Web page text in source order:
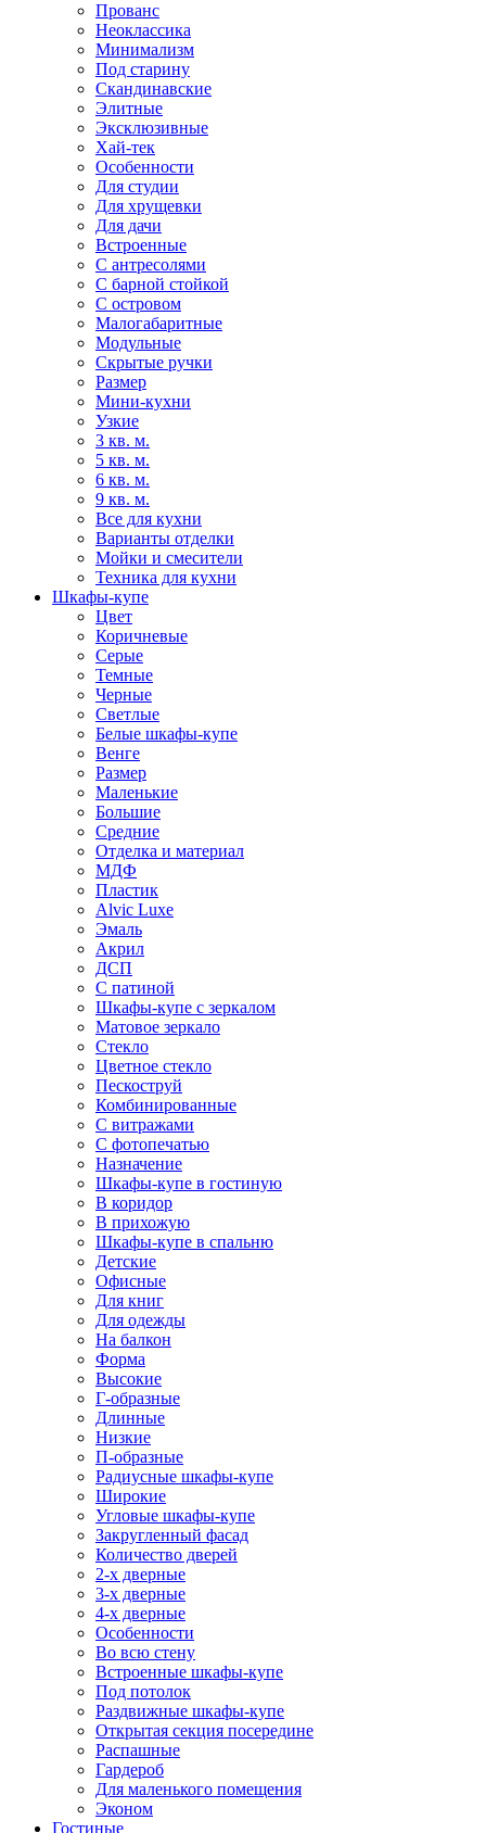
Прованс
Неоклассика
Минимализм
Под старину
Скандинавские
Элитные
Эксклюзивные
Хай-тек
Особенности
Для студии
Для хрущевки
Для дачи
Встроенные
С антресолями
С барной стойкой
С островом
Малогабаритные
Модульные
Скрытые ручки
Размер
Мини-кухни
Узкие
3 кв. м.
5 кв. м.
6 кв. м.
9 кв. м.
Все для кухни
Варианты отделки
Мойки и смесители
Техника для кухни
Шкафы-купе
Цвет
Коричневые
Серые
Темные
Черные
Светлые
Белые шкафы-купе
Венге
Размер
Маленькие
Большие
Средние
Отделка и материал
МДФ
Пластик
Alvic Luxe
Эмаль
Акрил
ДСП
С патиной
Шкафы-купе с зеркалом
Матовое зеркало
Стекло
Цветное стекло
Пескоструй
Комбинированные
С витражами
С фотопечатью
Назначение
Шкафы-купе в гостиную
В коридор
В прихожую
Шкафы-купе в спальню
Детские
Офисные
Для книг
Для одежды
На балкон
Форма
Высокие
Г-образные
Длинные
Низкие
П-образные
Радиусные шкафы-купе
Широкие
Угловые шкафы-купе
Закругленный фасад
Количество дверей
2-х дверные
3-х дверные
4-х дверные
Особенности
Во всю стену
Встроенные шкафы-купе
Под потолок
Раздвижные шкафы-купе
Открытая секция посередине
Распашные
Гардероб
Для маленького помещения
Эконом
Гостиные